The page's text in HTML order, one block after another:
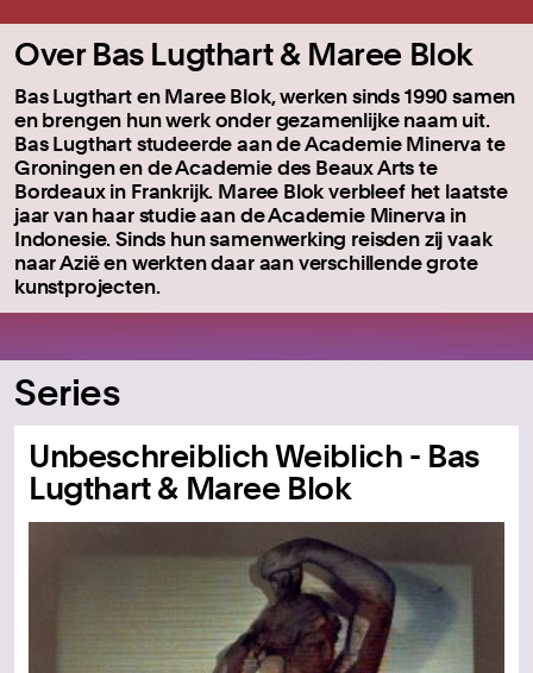
Over Bas Lugthart & Maree Blok
Bas Lugthart en Maree Blok, werken sinds 1990 samen
en brengen hun werk onder gezamenlijke naam uit.
Bas Lugthart studeerde aan de Academie Minerva te
Groningen en de Academie des Beaux Arts te
Bordeaux in Frankrijk. Maree Blok verbleef het laatste
jaar van haar studie aan de Academie Minerva in
Indonesie. Sinds hun samenwerking reisden zij vaak
naar Azië en werkten daar aan verschillende grote
kunstprojecten.
Series
Unbeschreiblich Weiblich - Bas
Lugthart & Maree Blok